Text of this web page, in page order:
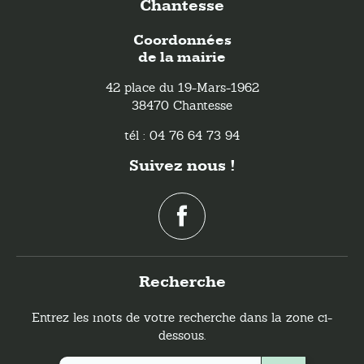
Chantesse
Coordonnées
de la mairie
42 place du 19-Mars-1962
38470 Chantesse
tél : 04 76 64 73 94
Suivez nous !
Recherche
Entrez les mots de votre recherche dans la zone ci-
dessous.